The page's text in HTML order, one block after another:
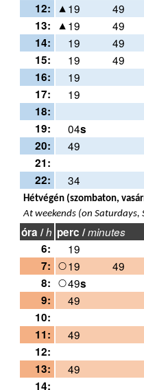
12:
19
49
13:
19
49
14:
19
49
15:
19
49
16:
19
17:
19
18:
19:
04s
20:
49
21:
22:
34
Hétvégén (szombaton,
At weekends (on Saturdays,
óra /h perc /minutes
6:
19
7:
19
49
8:
49s
9:
49
10:
11:
49
12:
13:
49
14: